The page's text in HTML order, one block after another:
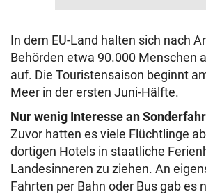
In dem EU-Land halten sich nach
Behörden etwa 90.000 Menschen
auf. Die Touristensaison beginnt
Meer in der ersten Juni-Hälfte.
Nur wenig Interesse an
Zuvor hatten es viele Flüchtlinge
dortigen Hotels in staatliche
Landesinneren zu ziehen. An
Fahrten per Bahn oder Bus gab es